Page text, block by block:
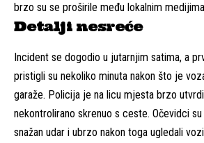
brzo su se proširile među lokalnim
Detalji nesreće
Incident se dogodio u jutarnjim satima, a
pristigli su nekoliko minuta nakon što je
garaže. Policija je na licu mjesta brzo
nekontrolirano skrenuo s ceste. Očevidci
snažan udar i ubrzo nakon toga ugledali